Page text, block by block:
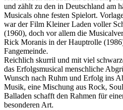
und zählt zu den in Deutschland am
Musicals ohne festen Spielort.
war der Film Kleiner Laden voller
(1960), doch vor allem die
Rick Moranis in der Hauptrolle
Fangemeinde.
Reichlich skurril und mit viel
das Erfolgsmusical menschliche
Wunsch nach Ruhm und Erfolg ins
Musik, eine Mischung aus Rock,
Balladen schafft den Rahmen für
besonderen Art.